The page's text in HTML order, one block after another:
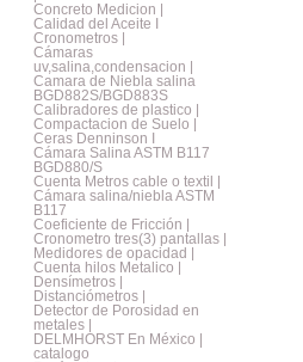
Concreto Medicion |
Calidad del Aceite I
Cronometros |
Cámaras
uv,salina,condensacion |
Camara de Niebla salina
BGD882S/BGD883S
Calibradores de plastico |
Compactacion de Suelo |
Ceras Denninson I
Cámara Salina ASTM B117
BGD880/S
Cuenta Metros cable o textil |
Cámara salina/niebla ASTM
B117
Coeficiente de Fricción |
Cronometro tres(3) pantallas |
Medidores de opacidad |
Cuenta hilos Metalico |
Densímetros |
Distanciómetros |
Detector de Porosidad en
metales |
DELMHORST En México |
catalogo